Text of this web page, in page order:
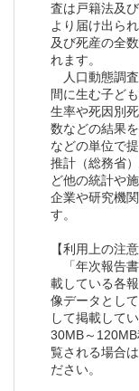
査は戸籍法及
より届け出ら
及び死産の全
れます。
人口動態調
間に生む子ど
生率や死因別
数などの結果
などの単位で
推計（総務省
ど他の統計や
企業や研究機
す。
【利用上の注意
「年次報告
載している各
像データとし
して掲載して
30MB～
覧される場合
ださい。